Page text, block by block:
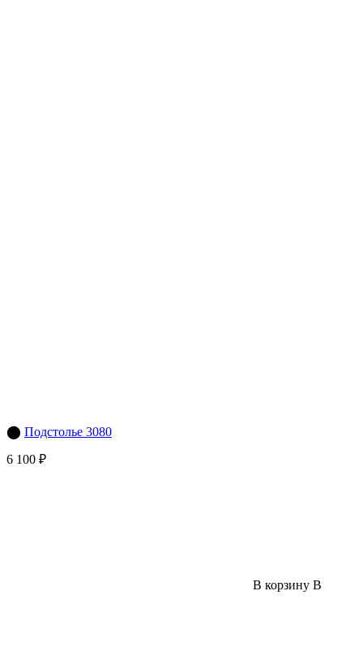
⬤ Подстолье 3080
6 100 ₽
В корзину В